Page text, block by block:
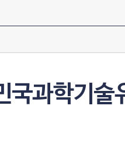
국과학기